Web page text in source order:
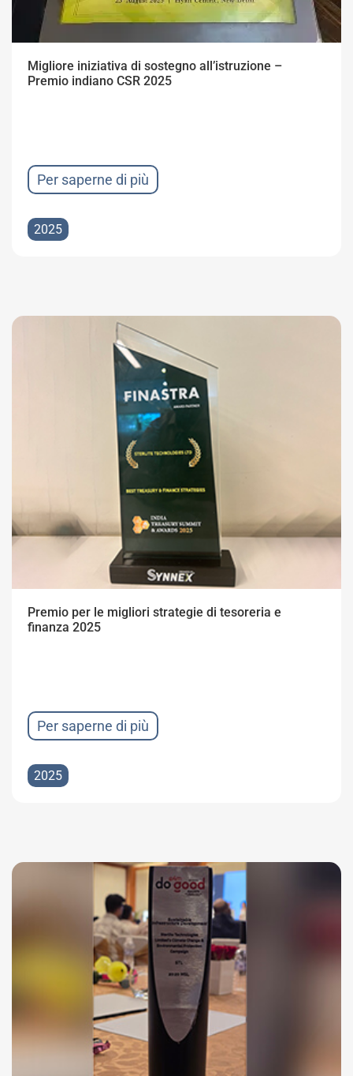
Migliore iniziativa di sostegno all’istruzione –
Premio indiano CSR 2025
Per saperne di più
2025
Premio per le migliori strategie di tesoreria e
finanza 2025
Per saperne di più
2025